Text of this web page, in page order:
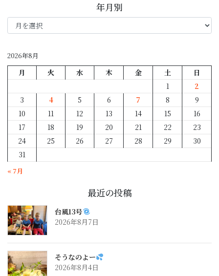
年月別
年
月
2026年8月
月 火 水 木 金 土
日
1
2
3
4 5 6 7 8
9
10
11 12 13 14 15
16
17
18 19 20 21 22
23
24
25 26 27 28 29
30
31
« 7月
最近の投稿
台風13号
2026年8月7日
そうなのよー
2026年8月4日